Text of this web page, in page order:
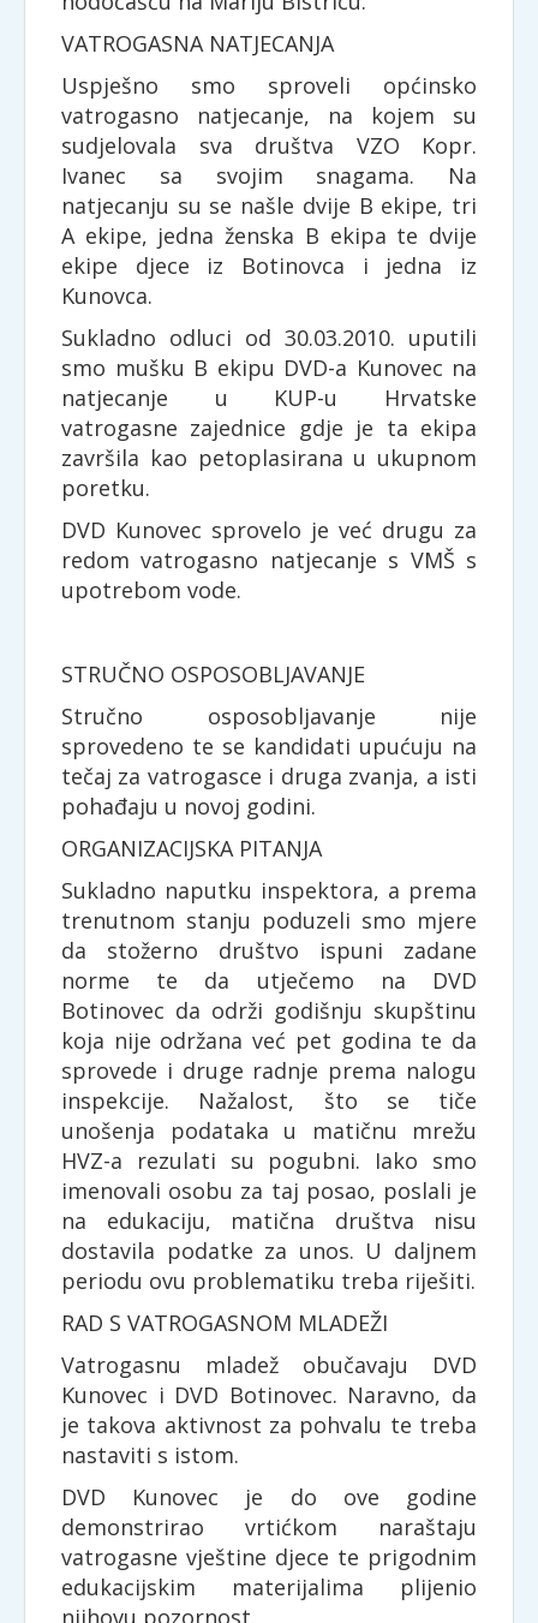
VATROGASNA NATJECANJA
Uspješno smo sproveli općinsko
vatrogasno natjecanje, na kojem su
sudjelovala sva društva VZO Kopr.
Ivanec sa svojim snagama. Na
natjecanju su se našle dvije B ekipe, tri
A ekipe, jedna ženska B ekipa te dvije
ekipe djece iz Botinovca i jedna iz
Kunovca.
Sukladno odluci od 30.03.2010. uputili
smo mušku B ekipu DVD-a Kunovec na
natjecanje u KUP-u Hrvatske
vatrogasne zajednice gdje je ta ekipa
završila kao petoplasirana u ukupnom
poretku.
DVD Kunovec sprovelo je već drugu za
redom vatrogasno natjecanje s VMŠ s
upotrebom vode.
STRUČNO OSPOSOBLJAVANJE
Stručno osposobljavanje nije
sprovedeno te se kandidati upućuju na
tečaj za vatrogasce i druga zvanja, a isti
pohađaju u novoj godini.
ORGANIZACIJSKA PITANJA
Sukladno naputku inspektora, a prema
trenutnom stanju poduzeli smo mjere
da stožerno društvo ispuni zadane
norme te da utječemo na DVD
Botinovec da održi godišnju skupštinu
koja nije održana već pet godina te da
sprovede i druge radnje prema nalogu
inspekcije. Nažalost, što se tiče
unošenja podataka u matičnu mrežu
HVZ-a rezulati su pogubni. Iako smo
imenovali osobu za taj posao, poslali je
na edukaciju, matična društva nisu
dostavila podatke za unos. U daljnem
periodu ovu problematiku treba riješiti.
RAD S VATROGASNOM MLADEŽI
Vatrogasnu mladež obučavaju DVD
Kunovec i DVD Botinovec. Naravno, da
je takova aktivnost za pohvalu te treba
nastaviti s istom.
DVD Kunovec je do ove godine
demonstrirao vrtićkom naraštaju
vatrogasne vještine djece te prigodnim
edukacijskim materijalima plijenio
njihovu pozornost.